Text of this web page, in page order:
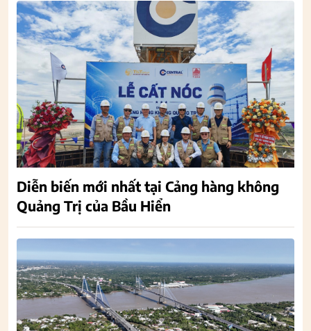
Diễn biến mới nhất tại Cảng hàng không
Quảng Trị của Bầu Hiển